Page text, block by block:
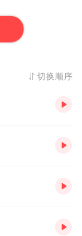
切换顺序